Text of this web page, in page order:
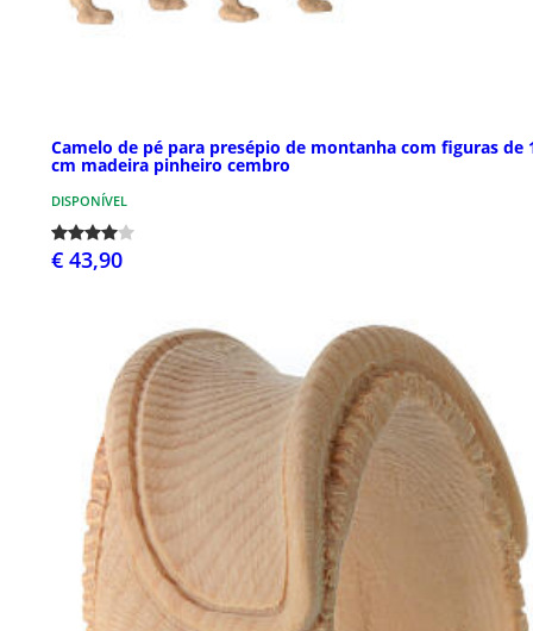
Camelo de pé para presépio de montanha com figuras de
cm madeira pinheiro cembro
DISPONÍVEL
€ 43,90